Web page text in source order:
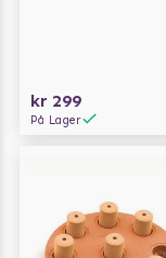
kr 299
På Lager